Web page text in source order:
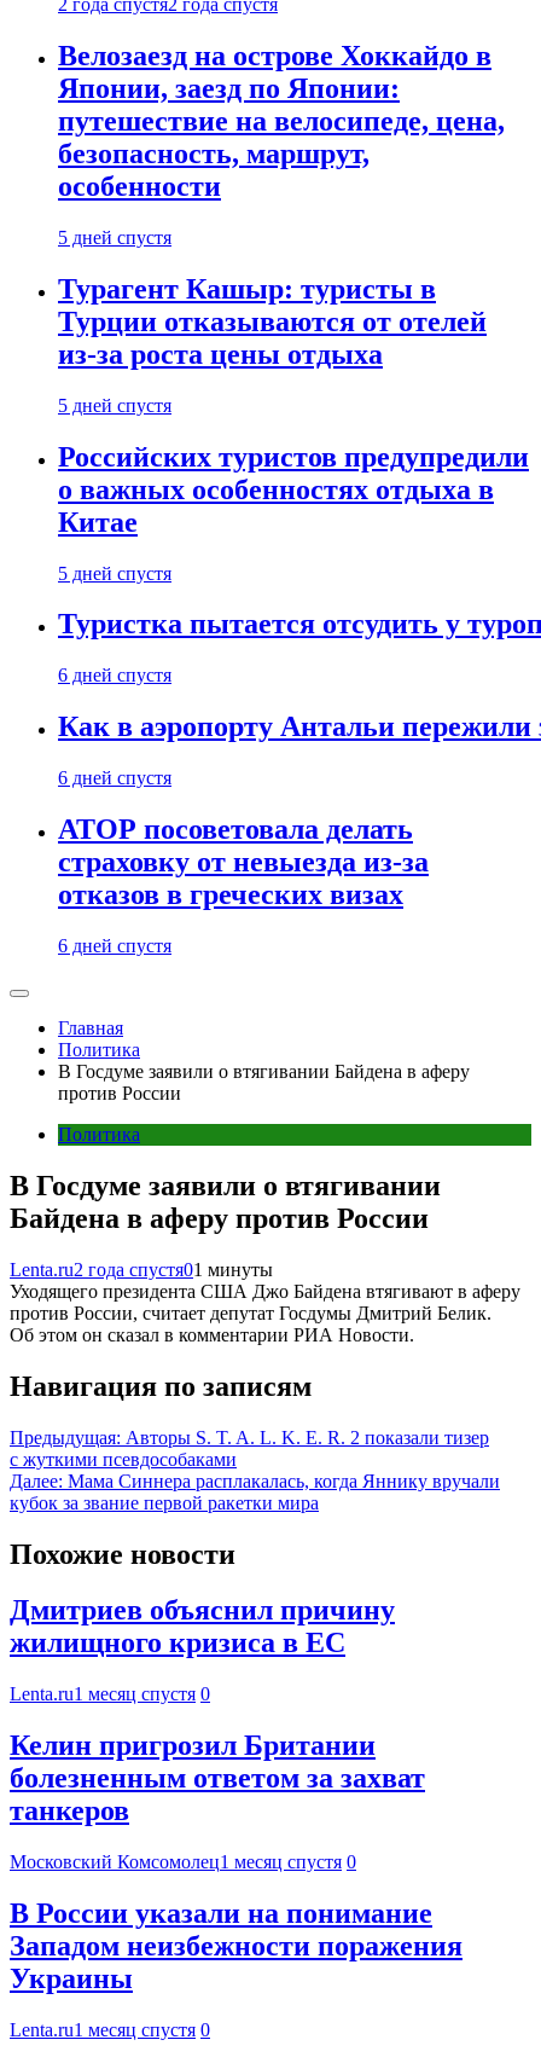
2 года спустя2 года спустя
Велозаезд на острове Хоккайдо в
Японии, заезд по Японии:
путешествие на велосипеде, цена,
безопасность, маршрут,
особенности
5 дней спустя
Турагент Кашыр: туристы в
Турции отказываются от отелей
из-за роста цены отдыха
5 дней спустя
Российских туристов предупредили
о важных особенностях отдыха в
Китае
5 дней спустя
Туристка пытается отсудить у
6 дней спустя
Как в аэропорту Антальи
6 дней спустя
АТОР посоветовала делать
страховку от невыезда из-за
отказов в греческих визах
6 дней спустя
Главная
Политика
В Госдуме заявили о втягивании Байдена в аферу
против России
Политика
В Госдуме заявили о втягивании
Байдена в аферу против России
Lenta.ru2 года спустя01 минуты
Уходящего президента США Джо Байдена втягивают в аферу
против России, считает депутат Госдумы Дмитрий Белик.
Об этом он сказал в комментарии РИА Новости.
Навигация по записям
Предыдущая: Авторы S. T. A. L. K. E. R. 2 показали тизер
с жуткими псевдособаками
Далее: Мама Синнера расплакалась, когда Яннику вручали
кубок за звание первой ракетки мира
Похожие новости
Дмитриев объяснил причину
жилищного кризиса в ЕС
Lenta.ru1 месяц спустя 0
Келин пригрозил Британии
болезненным ответом за захват
танкеров
Московский Комсомолец1 месяц спустя 0
В России указали на понимание
Западом неизбежности поражения
Украины
Lenta.ru1 месяц спустя 0